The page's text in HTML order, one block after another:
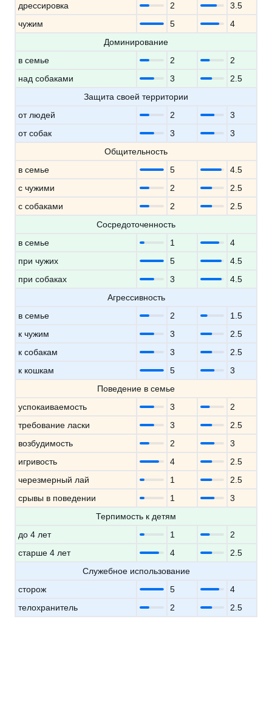
дрессировка
2
3.5
чужим
5
4
Доминирование
в семье
2
2
над собаками
3
2.5
Защита своей территории
от людей
2
3
от собак
3
3
Общительность
в семье
5
4.5
с чужими
2
2.5
с собаками
2
2.5
Сосредоточенность
в семье
1
4
при чужих
5
4.5
при собаках
3
4.5
Агрессивность
в семье
2
1.5
к чужим
3
2.5
к собакам
3
2.5
к кошкам
5
3
Поведение в семье
успокаиваемость
3
2
требование ласки
3
2.5
возбудимость
2
3
игривость
4
2.5
черезмерный лай
1
2.5
срывы в поведении
1
3
Терпимость к детям
до 4 лет
1
2
старше 4 лет
4
2.5
Служебное использование
сторож
5
4
телохранитель
2 2.5